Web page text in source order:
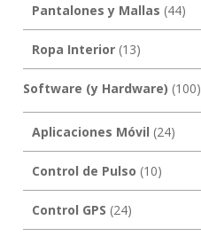
Pantalones y Mallas (44)
Ropa Interior(13)
Software (y Hardware) (100)
Aplicaciones Móvil (24)
Control de Pulso (10)
Control GPS (24)